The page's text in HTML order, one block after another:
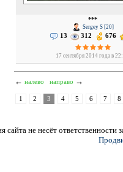
***
Sergey S [20]
13 312 676
17 сентября 2014 года в
← налево направо →
1 2 3 4 5 6 7 8
сайта не несёт ответственности